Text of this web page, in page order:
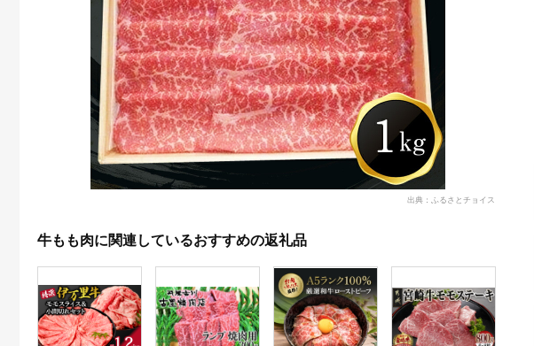
出典：ふるさとチョイス
牛もも肉に関連しているおすすめの返礼品